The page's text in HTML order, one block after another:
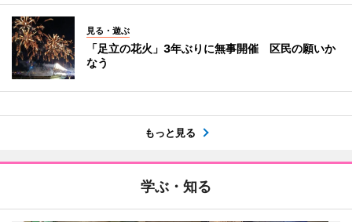
見る・遊ぶ
「足立の花火」3年ぶりに無事開催 区民の願いか
なう
もっと見る
学ぶ・知る